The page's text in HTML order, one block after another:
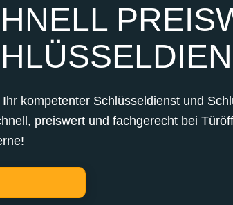
kompetenter Schlüsseldienst und
preiswert und fachgerecht bei